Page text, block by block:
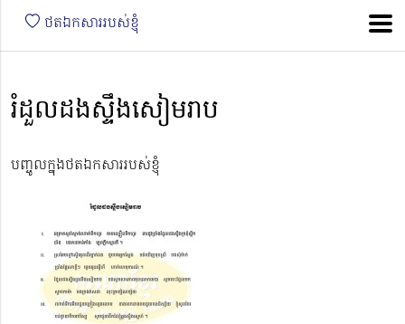
ថតឯកសាររបស់ខ្ញុំ
រំដួលដងស្ទឹងសៀមរាប
បញ្ចូលក្នុងថតឯកសាររបស់ខ្ញុំ